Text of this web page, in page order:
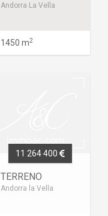
Andorra La Vella
1450 m2
11 264 400
TERRENO
Andorra la Vella